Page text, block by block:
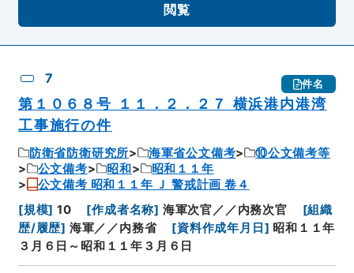
閲覧
7 件名
第１０６８号 １１．２．２７ 横浜港内港湾
工事施行の件
防衛省防衛研究所 海軍省公文備考
⑩公文備考等
公文備考
昭和
昭和１１年
公文備考 昭和１１年 Ｊ 警戒計画 卷４
[規模] 10 [作成者名称] 海軍次官／／内務次官 [組織
歴/履歴] 海軍／／内務省 [資料作成年月日 ] 昭和１１年
３月６日～昭和１１年３月６日